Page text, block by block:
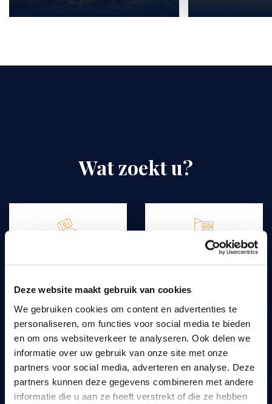
Deze website maakt gebruik van cookies
We gebruiken cookies om content en advertenties te
personaliseren, om functies voor social media te bieden
en om ons websiteverkeer te analyseren. Ook delen we
informatie over uw gebruik van onze site met onze
partners voor social media, adverteren en analyse. Deze
partners kunnen deze gegevens combineren met andere
informatie die u aan ze heeft verstrekt of die ze hebben
Wat zoekt u?
abonnementen
Onze routes
Contact &
routebeschrijving
Een evenement
organiseren